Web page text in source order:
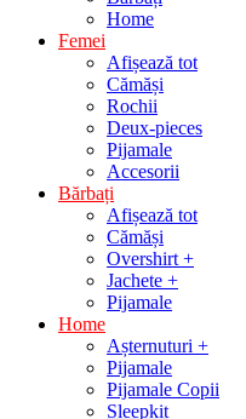
Home
Femei
Afișează tot
Cămăși
Rochii
Deux-pieces
Pijamale
Accesorii
Bărbați
Afișează tot
Cămăși
Overshirt +
Jachete +
Pijamale
Home
Așternuturi +
Pijamale
Pijamale Copii
Sleepkit